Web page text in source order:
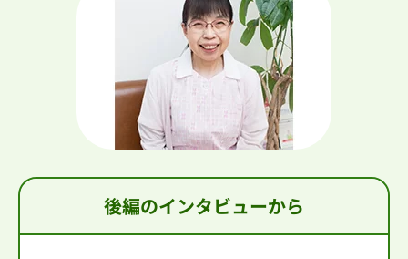
後編のインタビューから